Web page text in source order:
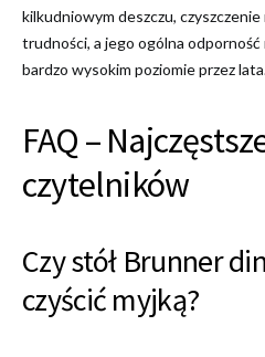
kilkudniowym deszczu,
trudności, a jego ogólna odporność
bardzo wysokim poziomie przez
FAQ –
czytelników
Czy stół Brunner
czyścić myjką?